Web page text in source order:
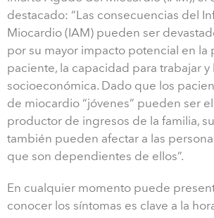
destacado: “Las consecuencias del
Miocardio (IAM) pueden ser
por su mayor impacto potencial en
paciente, la capacidad para trabajar y
socioeconómica. Dado que los
de miocardio “jóvenes” pueden ser
productor de ingresos de la familia,
también pueden afectar a las
que son dependientes de ellos”.
En cualquier momento puede
conocer los síntomas es clave a la